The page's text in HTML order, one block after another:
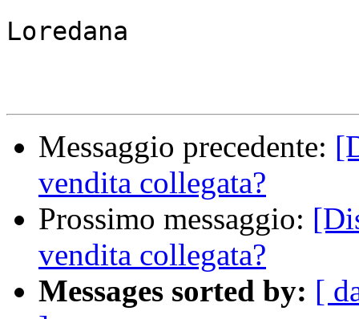
Loredana
Messaggio precedente:
vendita collegata?
Prossimo messaggio:
vendita collegata?
Messages sorted by: [